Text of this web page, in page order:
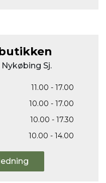
Sj.
11.00 - 17.00
10.00 - 17.00
10.00 - 17.30
10.00 - 14.00